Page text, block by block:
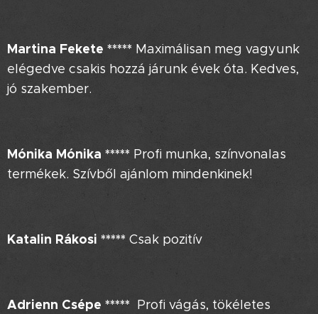
Martina Fekete ***** Maximálisan meg vagyunk
elégedve csakis hozzá járunk évek óta. Kedves,
jó szakember.
Mónika Mónika ***** Profi munka, színvonalas
termékek. Szívből ajánlom mindenkinek!
Katalin Rákosi ***** Csak pozitív
Adrienn Csépe ***** Profi vágás, tökéletes